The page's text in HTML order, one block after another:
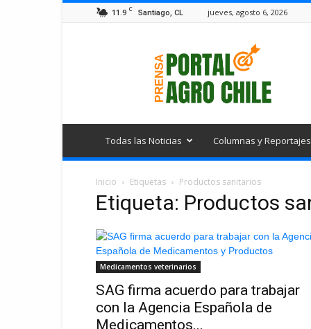
11.9 C Santiago, CL jueves, agosto 6, 2026
Todas las Noticias Columnas y Reportajes
Inicio Etiquetas Productos sanitarios
Etiqueta: Productos
Medicamentos veterinarios
SAG firma acuerdo para trabajar
con la Agencia Española de
Medicamentos...